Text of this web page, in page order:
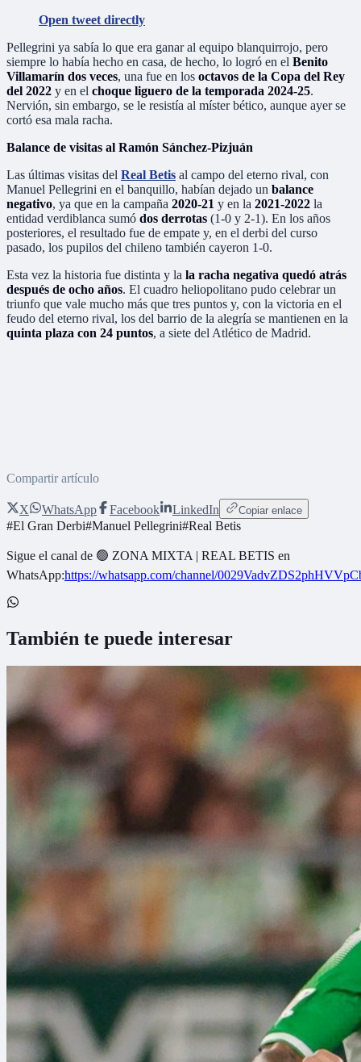
Open tweet directly
Pellegrini ya sabía lo que era ganar al equipo blanquirrojo, pero
siempre lo había hecho en casa, de hecho, lo logró en el Benito
Villamarín dos veces, una fue en los octavos de la Copa del Rey
del 2022 y en el choque liguero de la temporada 2024-25.
Nervión, sin embargo, se le resistía al míster bético, aunque ayer se
cortó esa mala racha.
Balance de visitas al Ramón Sánchez-Pizjuán
Las últimas visitas del Real Betis al campo del eterno rival, con
Manuel Pellegrini en el banquillo, habían dejado un balance
negativo, ya que en la campaña 2020-21 y en la 2021-2022 la
entidad verdiblanca sumó dos derrotas (1-0 y 2-1). En los años
posteriores, el resultado fue de empate y, en el derbi del curso
pasado, los pupilos del chileno también cayeron 1-0.
Esta vez la historia fue distinta y la la racha negativa quedó atrás
después de ocho años. El cuadro heliopolitano pudo celebrar un
triunfo que vale mucho más que tres puntos y, con la victoria en el
feudo del eterno rival, los del barrio de la alegría se mantienen en la
quinta plaza con 24 puntos, a siete del Atlético de Madrid.
Compartir artículo
X WhatsApp Facebook LinkedIn Copiar enlace
#El Gran Derbi#Manuel Pellegrini#Real Betis
Sigue el canal de 🟢 ZONA MIXTA | REAL BETIS en
WhatsApp:https://whatsapp.com/channel/
También te puede interesar